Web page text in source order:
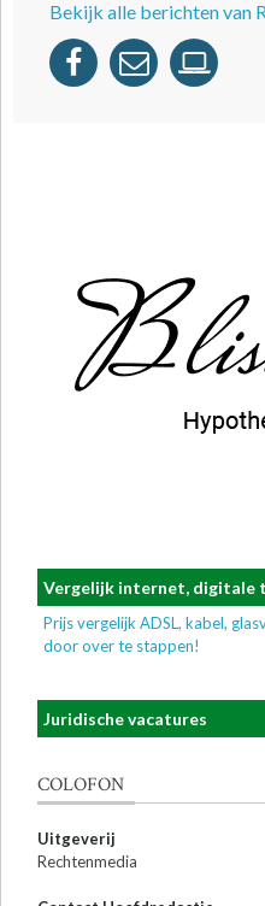
Bekijk alle berichten van
Vergelijk internet, digitale
Prijs vergelijk ADSL, kabel,
door over te stappen!
Juridische vacatures
COLOFON
Uitgeverij
Rechtenmedia